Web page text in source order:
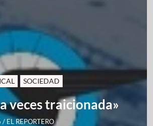
SOCIEDAD
veces traicionada»
/ EL REPORTERO